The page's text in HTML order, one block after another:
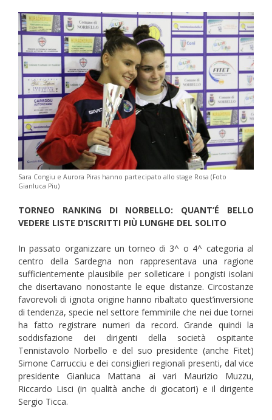
Sara Congiu e Aurora Piras hanno partecipato allo stage Rosa (Foto
Gianluca Piu)
TORNEO RANKING DI NORBELLO: QUANT’É BELLO
VEDERE LISTE D’ISCRITTI PIÙ LUNGHE DEL SOLITO
In passato organizzare un torneo di 3^ o 4^ categoria al
centro della Sardegna non rappresentava una ragione
sufficientemente plausibile per solleticare i pongisti isolani
che disertavano nonostante le eque distanze. Circostanze
favorevoli di ignota origine hanno ribaltato quest’inversione
di tendenza, specie nel settore femminile che nei due tornei
ha fatto registrare numeri da record. Grande quindi la
soddisfazione dei dirigenti della società ospitante
Tennistavolo Norbello e del suo presidente (anche Fitet)
Simone Carrucciu e dei consiglieri regionali presenti, dal vice
presidente Gianluca Mattana ai vari Maurizio Muzzu,
Riccardo Lisci (in qualità anche di giocatori) e il dirigente
Sergio Ticca.